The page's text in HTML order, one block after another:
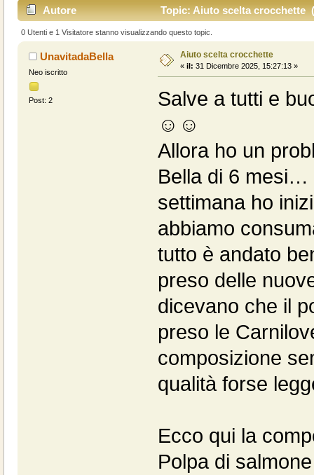
Autore Topic: Aiuto scelta crocchette
0 Utenti e 1 Visitatore stanno visualizzando questo topic.
UnavitadaBella
Neo iscritto
Post: 2
Aiuto scelta crocchette
« il: 31 Dicembre 2025, 15:27:13 »
Salve a tutti e
☺️☺️
Allora ho un
Bella di 6 mesi…
settimana ho
abbiamo
tutto è andato
preso delle
dicevano che il
preso le
composizione
qualità forse
Ecco qui la
Polpa di